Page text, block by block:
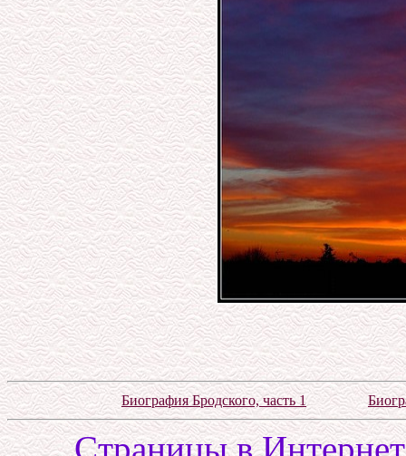
Биография Бродского, часть 1